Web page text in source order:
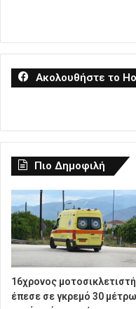
Ακολουθήστε το
Πιο Δημοφιλή
16χρονος
έπεσε σε γκρεμό 30